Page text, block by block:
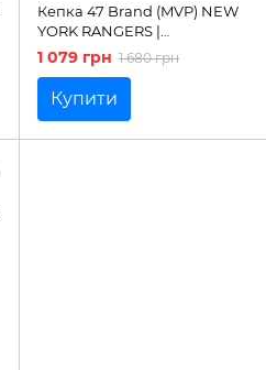
Кепка 47 Brand (MVP) NEW
YORK RANGERS |
MVP13WBV-RY
1 079 грн 1 680 грн
Купити